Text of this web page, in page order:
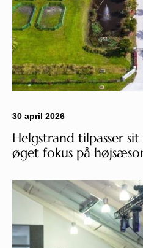
Kontakt
30 april 2026
Helgstrand tilpasser
øget fokus på